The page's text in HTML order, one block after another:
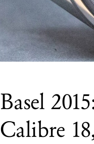
Basel
Calibre